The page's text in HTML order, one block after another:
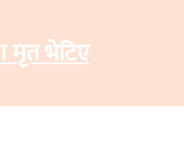
मृत भेटिए